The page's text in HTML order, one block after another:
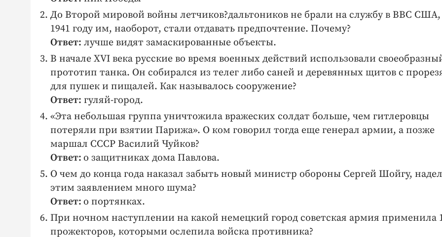
До Второй мировой войны летчиков?дальтоников не брали на службу в ВВС США,
1941 году им, наоборот, стали отдавать предпочтение. Почему?
Ответ: лучше видят замаскированные объекты.
В начале XVI века русские во время военных действий использовали
прототип танка. Он собирался из телег либо саней и деревянных щитов с
для пушек и пищалей. Как называлось сооружение?
Ответ: гуляй-город.
«Эта небольшая группа уничтожила вражеских солдат больше, чем гитлеровцы
потеряли при взятии Парижа». О ком говорил тогда еще генерал армии, а позже
маршал СССР Василий Чуйков?
Ответ: о защитниках дома Павлова.
О чем до конца года наказал забыть новый министр обороны Сергей Шойгу,
этим заявлением много шума?
Ответ: о портянках.
При ночном наступлении на какой немецкий город советская армия применила
прожекторов, которыми ослепила войска противника?